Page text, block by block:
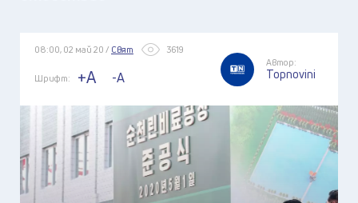
08:00, 02 май 20 / Свят 3619
Шрифт: +A -A
Автор:
Topnovini